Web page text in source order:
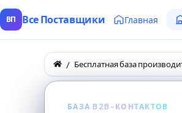
ВП Все Поставщики Главная
БАЗА B2B-КОНТАКТОВ